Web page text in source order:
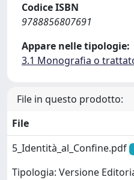
Codice ISBN
9788856807691
Appare nelle tipologie:
3.1 Monografia o
File in questo prodotto:
File
5_Identità_al_Confine.pdf
Tipologia: Versione